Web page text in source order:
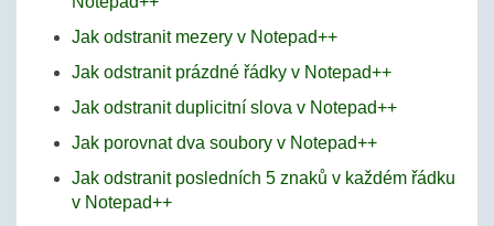
Jak odstranit mezery v Notepad++
Jak odstranit prázdné řádky v Notepad++
Jak odstranit duplicitní slova v Notepad++
Jak porovnat dva soubory v Notepad++
Jak odstranit posledních 5 znaků v každém řádku
v Notepad++